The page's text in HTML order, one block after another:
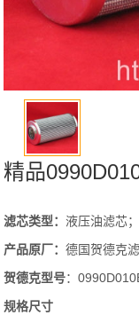
精品
滤芯类型：液压油滤芯；
产品原厂：德国贺德克滤
贺德克型号：
规格尺寸